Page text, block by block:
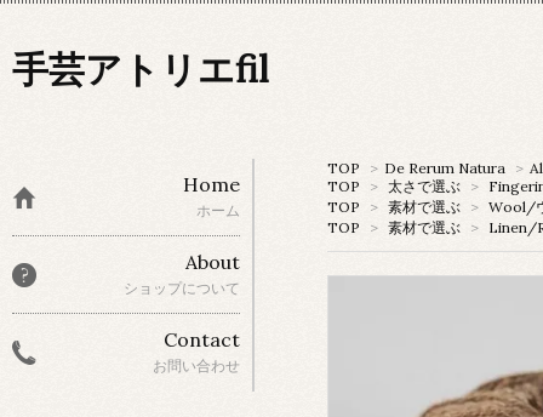
手芸アトリエfil
TOP > De Rerum Natura >
TOP
> 太さで選ぶ >
TOP
> 素材で選ぶ > Wool/
TOP
> 素材で選ぶ > Linen/
Home
ホーム
About
ショップについて
Contact
お問い合わせ